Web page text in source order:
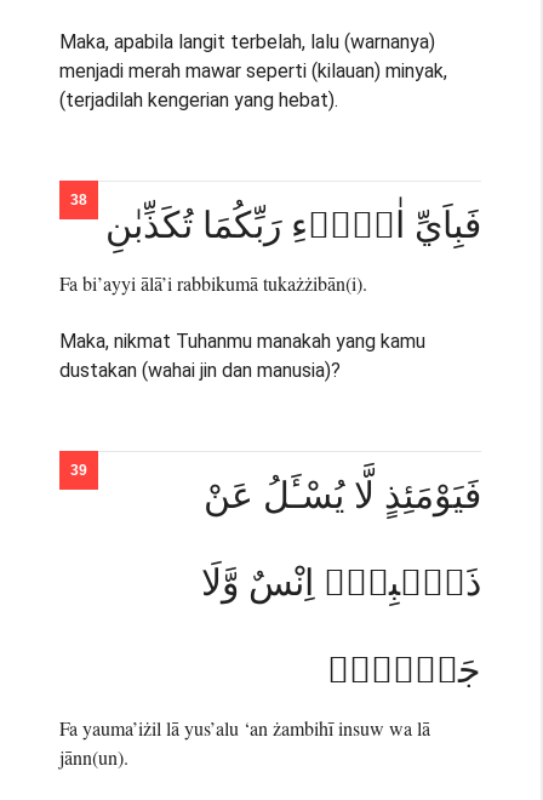
Maka, apabila langit terbelah, lalu (warnanya)
menjadi merah mawar seperti (kilauan) minyak,
(terjadilah kengerian yang hebat).
فَبِاَيِّ اٰلَاۤءِ رَبِّكُمَا تُكَذِّبٰنِ
Fa bi’ayyi ālā’i rabbikumā tukażżibān(i).
Maka, nikmat Tuhanmu manakah yang kamu
dustakan (wahai jin dan manusia)?
فَيَوْمَئِذٍ لَّا يُسْـَٔلُ عَنْ
ذَنْۢبِهٖٓ اِنْسٌ وَّلَا
جَاۤنٌّۚ
Fa yauma’iżil lā yus’alu ‘an żambihī insuw wa lā
jānn(un).